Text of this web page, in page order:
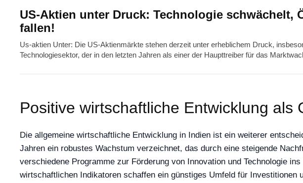
US-Aktien unter Druck: Technologie schwächelt,
fallen!
Us-aktien Unter: Die US-Aktienmärkte stehen derzeit unter erheblichem Druck,
Technologiesektor, der in den letzten Jahren als einer der Haupttreiber für das
Positive wirtschaftliche Entwicklung als
Die allgemeine wirtschaftliche Entwicklung in Indien ist ein weiterer
Jahren ein robustes Wachstum verzeichnet, das durch eine steigende
verschiedene Programme zur Förderung von Innovation und Technologie
wirtschaftlichen Indikatoren schaffen ein günstiges Umfeld für